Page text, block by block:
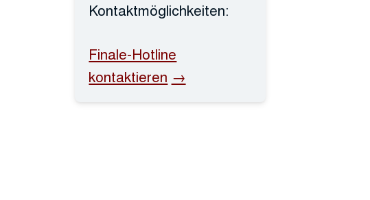
Kontaktmöglichkeiten:
Finale-Hotline
kontaktieren